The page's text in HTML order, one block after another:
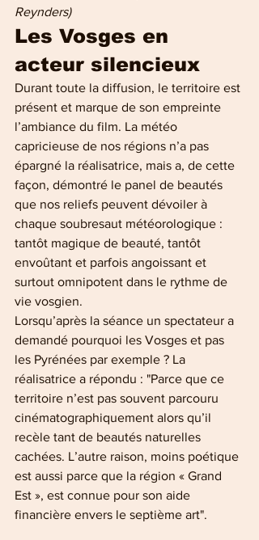
Reynders)
Les Vosges en
acteur silencieux
Durant toute la diffusion, le territoire est
présent et marque de son empreinte
l’ambiance du film. La météo
capricieuse de nos régions n’a pas
épargné la réalisatrice, mais a, de cette
façon, démontré le panel de beautés
que nos reliefs peuvent dévoiler à
chaque soubresaut météorologique :
tantôt magique de beauté, tantôt
envoûtant et parfois angoissant et
surtout omnipotent dans le rythme de
vie vosgien.
Lorsqu’après la séance un spectateur a
demandé pourquoi les Vosges et pas
les Pyrénées par exemple ? La
réalisatrice a répondu : "Parce que ce
territoire n’est pas souvent parcouru
cinématographiquement alors qu’il
recèle tant de beautés naturelles
cachées. L’autre raison, moins poétique
est aussi parce que la région « Grand
Est », est connue pour son aide
financière envers le septième art".